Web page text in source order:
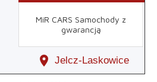
MiR CARS Samochody z
gwarancją
location_on Jelcz-Laskowice